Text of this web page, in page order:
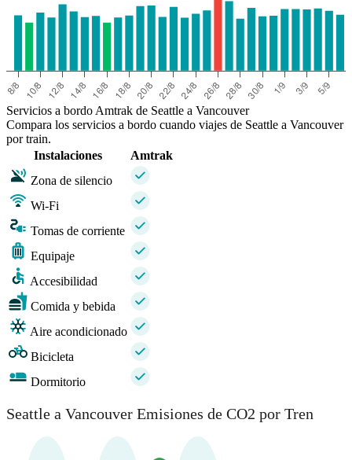
Servicios a bordo Amtrak de Seattle a Vancouver
Compara los servicios a bordo cuando viajes de Seattle a Vancouver
por train.
Instalaciones
Amtrak
Zona de silencio
Wi-Fi
Tomas de corriente
Equipaje
Accesibilidad
Comida y bebida
Aire acondicionado
Bicicleta
Dormitorio
Seattle a Vancouver Emisiones de CO2 por Tren